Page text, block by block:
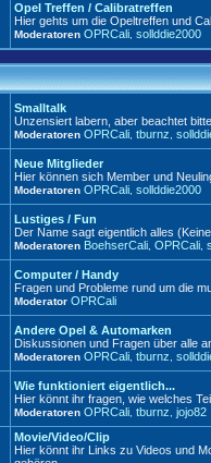
Opel Treffen / Calibratreffen
Hier gehts um die Opeltreffen und
Moderatoren OPRCali sollddie2000
Smalltalk
Unzensiert labern, aber beachtet
Moderatoren OPRCali tburnz
Neue Mitglieder
Hier können sich Member und
Moderatoren OPRCali sollddie2000
Lustiges / Fun
Der Name sagt eigentlich alles
Moderatoren BoehserCali OPRCali
Computer / Handy
Fragen und Probleme rund um die
Moderator OPRCali
Andere Opel & Automarken
Diskussionen und Fragen über alle
Moderatoren OPRCali tburnz
Wie funktioniert eigentlich...
Hier könnt ihr fragen, wie welches
Moderatoren OPRCali tburnz jojo82
Movie/Video/Clip
Hier könnt ihr Links zu Videos und